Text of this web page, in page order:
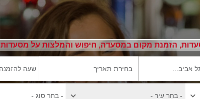
הזמנת מקום במסעדה, חיפוש והמלצות על